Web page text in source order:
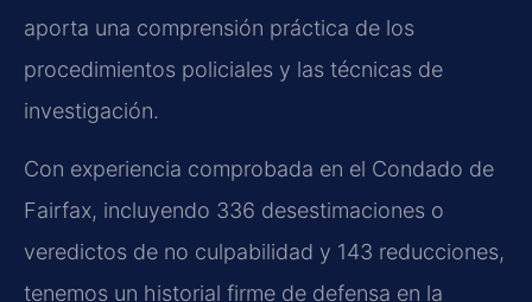
aporta una comprensión práctica de los
procedimientos policiales y las técnicas de
investigación.
Con experiencia comprobada en el Condado de
Fairfax, incluyendo 336 desestimaciones o
veredictos de no culpabilidad y 143 reducciones,
tenemos un historial firme de defensa en la